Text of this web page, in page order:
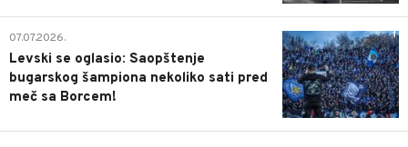
1
07.07.2026.
Levski se oglasio: Saopštenje
bugarskog šampiona nekoliko sati pred
meč sa Borcem!